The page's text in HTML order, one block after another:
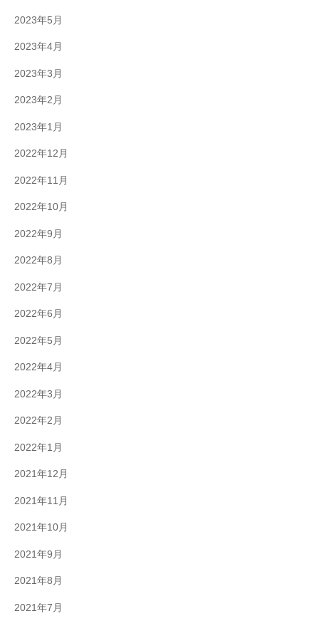
2023年5月
2023年4月
2023年3月
2023年2月
2023年1月
2022年12月
2022年11月
2022年10月
2022年9月
2022年8月
2022年7月
2022年6月
2022年5月
2022年4月
2022年3月
2022年2月
2022年1月
2021年12月
2021年11月
2021年10月
2021年9月
2021年8月
2021年7月